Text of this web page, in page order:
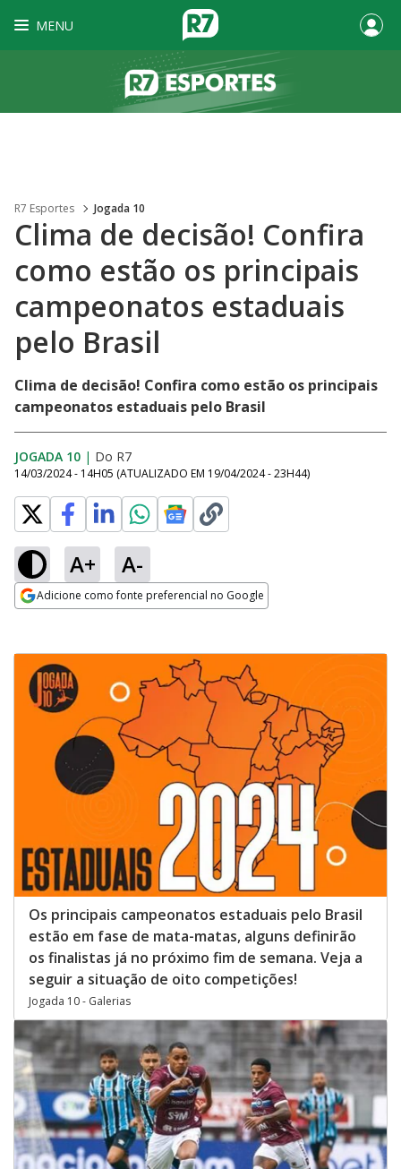
MENU
R7 Esportes Jogada 10
Clima de decisão! Confira
como estão os principais
campeonatos estaduais
pelo Brasil
Clima de decisão! Confira como estão os principais
campeonatos estaduais pelo Brasil
JOGADA 10 | Do R7
14/03/2024 - 14H05 (ATUALIZADO EM 19/04/2024 - 23H44)
A+ A-
Adicione como fonte preferencial no Google
Os principais campeonatos estaduais pelo Brasil
estão em fase de mata-matas, alguns definirão
os finalistas já no próximo fim de semana. Veja a
seguir a situação de oito competições!
Jogada 10 - Galerias